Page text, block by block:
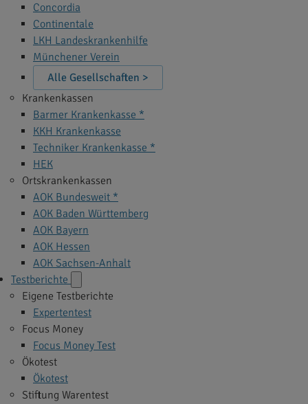
Concordia
Continentale
LKH Landeskrankenhilfe
Münchener Verein
Alle Gesellschaften >
Krankenkassen
Barmer Krankenkasse *
KKH Krankenkasse
Techniker Krankenkasse *
HEK
Ortskrankenkassen
AOK Bundesweit *
AOK Baden Württemberg
AOK Bayern
AOK Hessen
AOK Sachsen-Anhalt
Testberichte
Eigene Testberichte
Expertentest
Focus Money
Focus Money Test
Ökotest
Ökotest
Stiftung Warentest